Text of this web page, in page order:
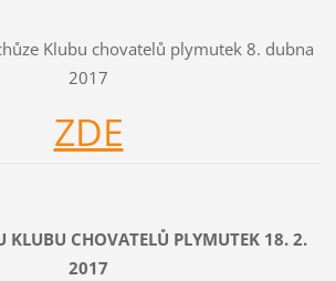
Klubu chovatelů plymutek 8. dubna
2017
ZDE
KLUBU CHOVATELŮ PLYMUTEK 18. 2.
2017